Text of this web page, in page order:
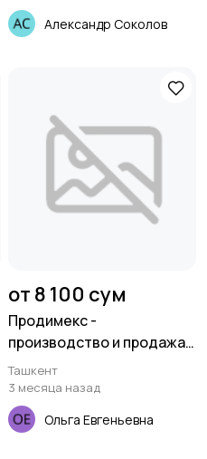
Александр Соколов
от 8 100 сум
Продимекс -
производство и продажа
сахара оптом
Ташкент
3 месяца назад
Ольга Евгеньевна